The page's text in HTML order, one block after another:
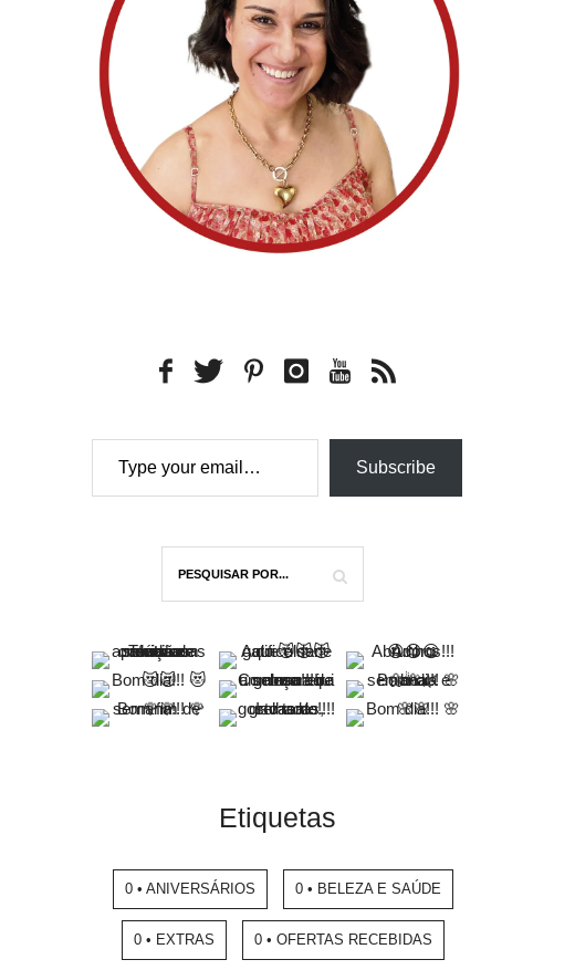
Type your email…
Subscribe
Etiquetas
0 • ANIVERSÁRIOS 0 • BELEZA E SAÚDE
0 • EXTRAS 0 • OFERTAS RECEBIDAS